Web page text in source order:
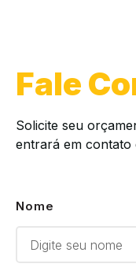
Fale
Solicite seu
entrará em contato
Nome